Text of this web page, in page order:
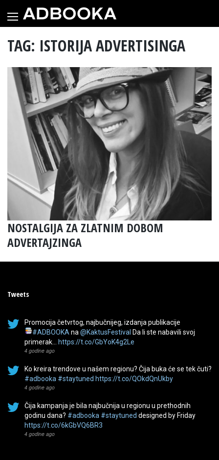
content
TAG: ISTORIJA ADVERTISINGA
NOSTALGIJA ZA ZLATNIM DOBOM
ADVERTAJZINGA
Tweets
Promocija četvrtog, najbučnijeg, izdanja publikacije
#ADBOOKA na @KaktusFestival Da li ste nabavili svoj
primerak…
https://t.co/GbYoK4g2Le
4 godine ago
Ko kreira trendove u našem regionu? Čija buka će se tek čuti?
#adbooka #staytuned https://t.co/QOkdQnUkby
4 godine ago
Čija kampanja je bila najbučnija u regionu u prethodnih
godinu dana? #adbooka #staytuned designed by Friday
https://t.co/6kGbVQ6BR3
4 godine ago